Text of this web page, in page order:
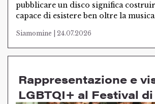
pubblicare un disco significa
capace di esistere ben oltre la
Siamomine | 24.07.2026
Rappresentazione e
LGBTQI+ al Festival